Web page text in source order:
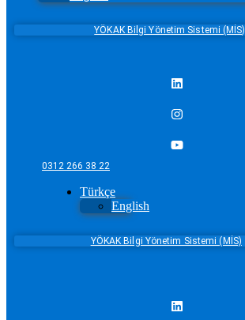
YÖKAK Bilgi Yönetim Sistemi (MİS)
0312 266 38 22
Türkçe
English
YÖKAK Bilgi Yönetim Sistemi (MİS)